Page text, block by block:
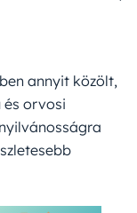
annyit közölt,
és orvosi